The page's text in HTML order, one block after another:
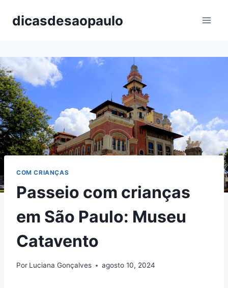
paradicasdesaopaulo
COM CRIANÇAS
Passeio com crianças
em São Paulo: Museu
Catavento
Por Luciana Gonçalves agosto 10, 2024